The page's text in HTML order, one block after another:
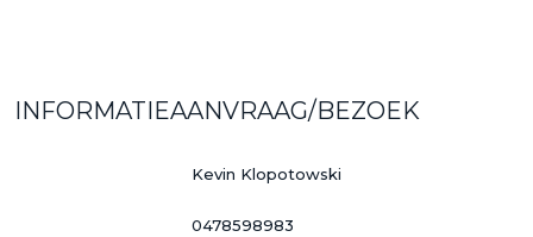
INFORMATIEAANVRAAG/BEZOEK
Kevin Klopotowski
0478598983